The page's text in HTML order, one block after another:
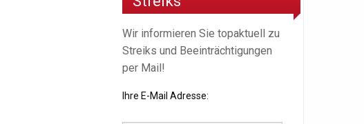
Wir informieren Sie topaktuell zu
Streiks und Beeinträchtigungen
per Mail!
Ihre E-Mail Adresse: